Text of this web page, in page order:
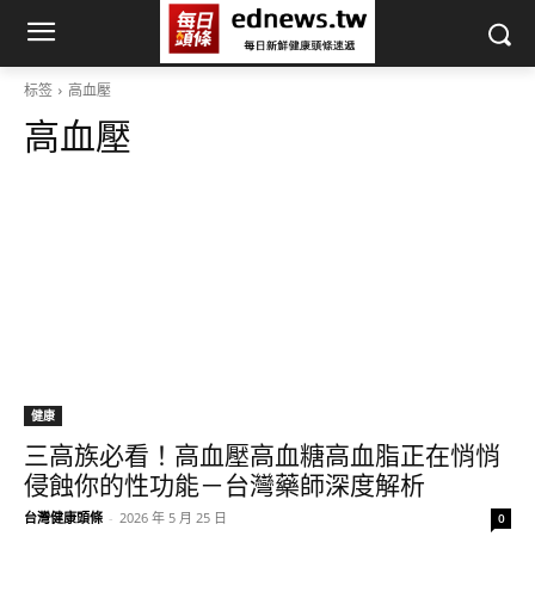
标签 高血壓
高血壓
健康
三高族必看！高血壓高血糖高血脂正在悄悄
侵蝕你的性功能－台灣藥師深度解析
台灣健康頭條 - 2026 年 5 月 25 日 0